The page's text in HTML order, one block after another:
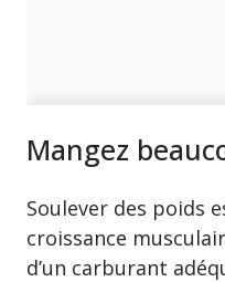
Mangez
Soulever des poids
croissance
d’un carburant